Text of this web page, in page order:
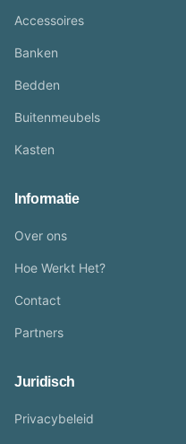
Accessoires
Banken
Bedden
Buitenmeubels
Kasten
Informatie
Over ons
Hoe Werkt Het?
Contact
Partners
Juridisch
Privacybeleid